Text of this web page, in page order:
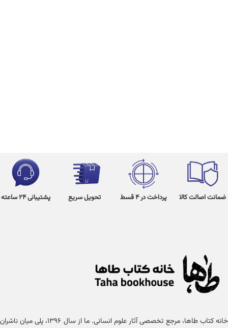
ضمانت اصالت کالا پرداخت در 4 قسط تحویل سریع پشتیبانی 24 ساعته
خانه کتاب طاها، مرجع تخصصی آثار علوم انسانی. ما از سال ۱۳۹۶، پلی میان ناشران